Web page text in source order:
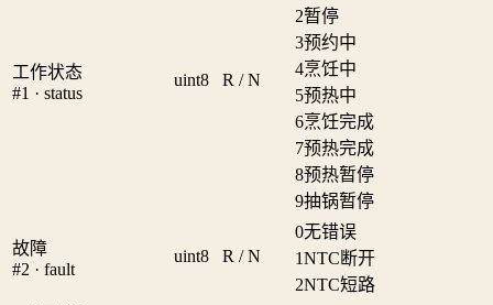
工作状态
#1 · status
uint8 R / N
2暂停
3预约中
4烹饪中
5预热中
6烹饪完成
7预热完成
8预热暂停
9抽锅暂停
故障
#2 · fault
uint8 R / N
0无错误
1NTC断开
2NTC短路